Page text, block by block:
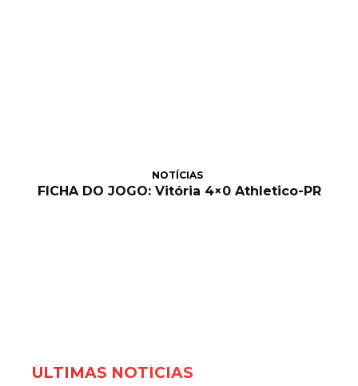
NOTÍCIAS
FICHA DO JOGO: Vitória 4×0 Athletico-PR
ÚLTIMAS NOTÍCIAS